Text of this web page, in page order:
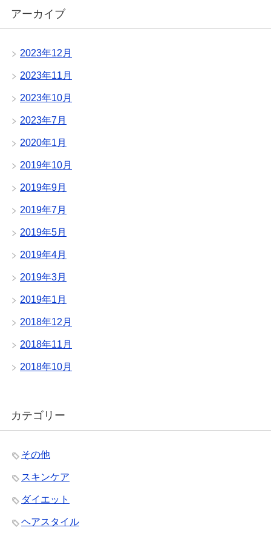
アーカイブ
2023年12月
2023年11月
2023年10月
2023年7月
2020年1月
2019年10月
2019年9月
2019年7月
2019年5月
2019年4月
2019年3月
2019年1月
2018年12月
2018年11月
2018年10月
カテゴリー
その他
スキンケア
ダイエット
ヘアスタイル